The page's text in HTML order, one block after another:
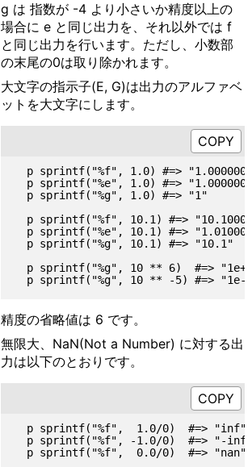
g は 指数が -4 より小さいか精度以上の
場合に e と同じ出力を、それ以外では f
と同じ出力を行います。ただし、小数部
の末尾の0は取り除かれます。
大文字の指示子(E, G)は出力のアルファベ
ットを大文字にします。
  p sprintf("%f", 1.0) #=> "1.000000"
p sprintf("%e", 1.0) #=>
  p sprintf("%g", 1.0) #=> "1"
p sprintf("%f", 10.1) #=>
p sprintf("%e", 10.1) #=>
  p sprintf("%g", 10.1) #=> "10.1"
p sprintf("%g", 10 ** 6)  #=>
精度の省略値は 6 です。
無限大、NaN(Not a Number) に対する出
力は以下のとおりです。
  p sprintf("%f",  1.0/0)  #=> "inf"
  p sprintf("%f", -1.0/0)  #=> "-inf"
  p sprintf("%f",  0.0/0)  #=> "nan"